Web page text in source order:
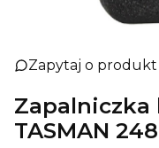
Zapytaj o produkt
Zapalniczka
TASMAN